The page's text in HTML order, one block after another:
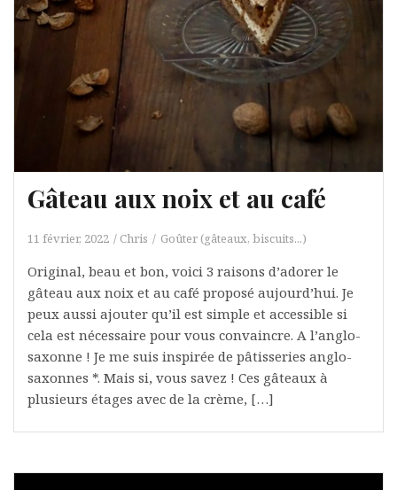
Gâteau aux noix et au café
11 février, 2022 Chris Goûter (gâteaux, biscuits...)
Original, beau et bon, voici 3 raisons d’adorer le
gâteau aux noix et au café proposé aujourd’hui. Je
peux aussi ajouter qu’il est simple et accessible si
cela est nécessaire pour vous convaincre. A l’anglo-
saxonne ! Je me suis inspirée de pâtisseries anglo-
saxonnes *. Mais si, vous savez ! Ces gâteaux à
plusieurs étages avec de la crème, […]